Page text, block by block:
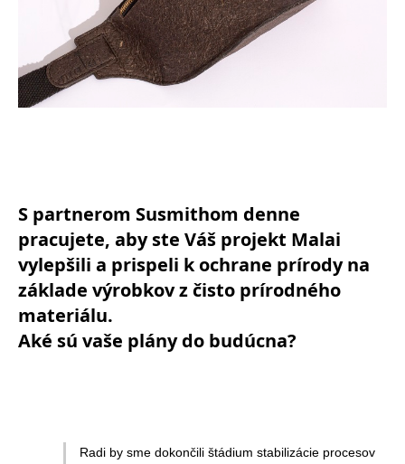
S partnerom Susmithom denne
pracujete, aby ste Váš projekt Malai
vylepšili a prispeli k ochrane prírody na
základe výrobkov z čisto prírodného
materiálu.
Aké sú vaše plány do budúcna?
Radi by sme dokončili štádium stabilizácie procesov